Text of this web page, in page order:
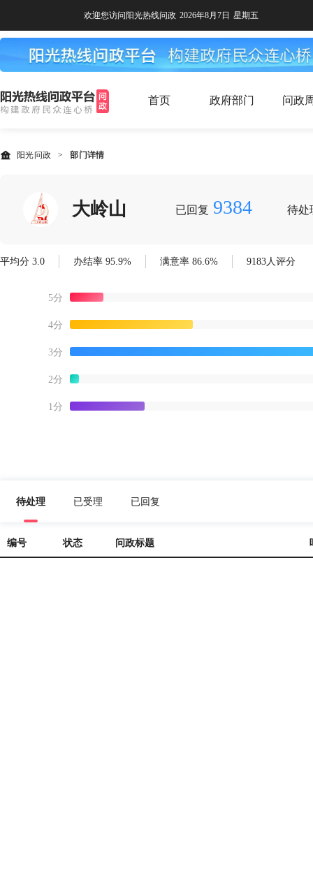
欢迎您访问阳光热线问政 2026年8月7日 星期五
首页 政府部门 问政
阳光问政 > 部门详情
大岭山 已回复 9384 待处
平均分 3.0 办结率 95.9% 满意率 86.6% 9183人评分
5分
4分
3分
2分
1分
待处理 已受理 已回复
编号 状态 问政标题